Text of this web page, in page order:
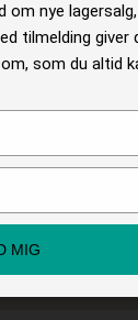
om nye
tilmelding giver
som du altid
MIG